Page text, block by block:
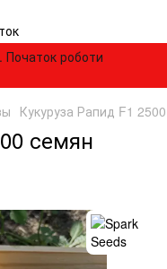
Початок роботи
Кукуруза Рапид F1
семян